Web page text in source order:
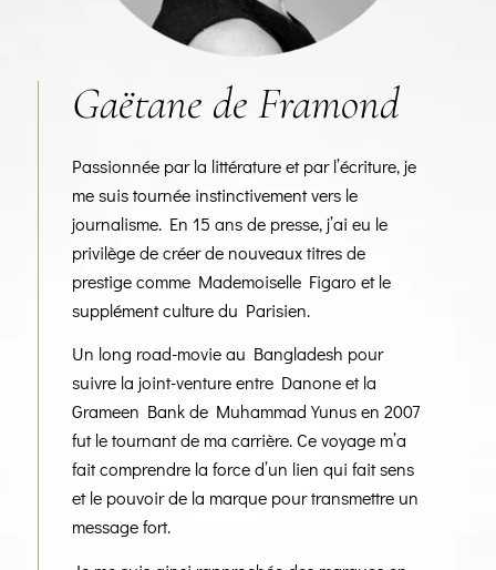
Gaëtane de Framond
Passionnée par la littérature et par l’écriture, je
me suis tournée instinctivement vers le
journalisme. En 15 ans de presse, j’ai eu le
privilège de créer de nouveaux titres de
prestige comme Mademoiselle Figaro et le
supplément culture du Parisien.
Un long road-movie au Bangladesh pour
suivre la joint-venture entre Danone et la
Grameen Bank de Muhammad Yunus en 2007
fut le tournant de ma carrière. Ce voyage m’a
fait comprendre la force d’un lien qui fait sens
et le pouvoir de la marque pour transmettre un
message fort.